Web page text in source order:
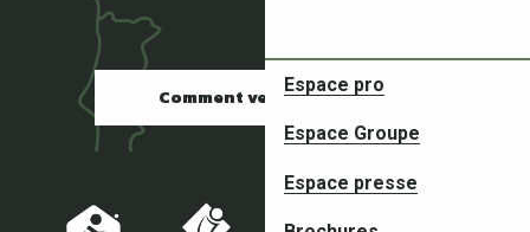
Espace pro
Espace Groupe
Espace presse
Comment venir ?